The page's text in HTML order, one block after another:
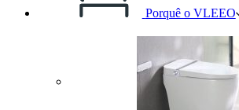
Porquê o VLEEO